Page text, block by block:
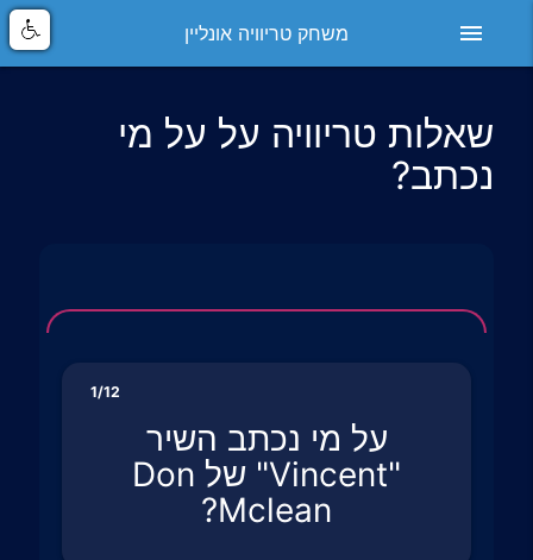
menu משחק טריוויה אונליין
שאלות טריוויה על על מי
נכתב?
1/12
על מי נכתב השיר
"Vincent" של Don
Mclean?